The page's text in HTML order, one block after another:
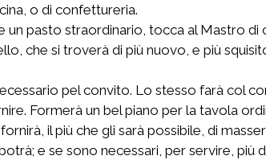
o di confettureria.
un pasto straordinario, tocca al Mastro di
che si troverà di più nuovo, e più
pel convito. Lo stesso farà col
Formerà un bel piano per la tavola
il più che gli sarà possibile, di
e se sono necessari, per servire, più